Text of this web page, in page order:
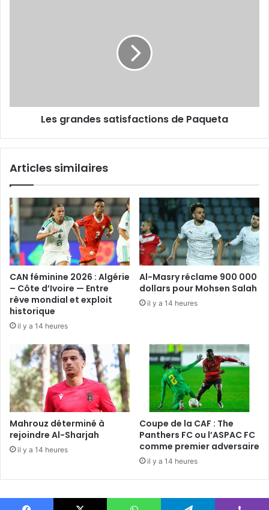
Les grandes satisfactions de Paqueta
Articles similaires
CAN féminine 2026 : Algérie
– Côte d’Ivoire — Entre
rêve mondial et exploit
historique
il y a 14 heures
Al-Masry réclame 900 000
dollars pour Mohsen Salah
il y a 14 heures
Mahrouz déterminé à
rejoindre Al-Sharjah
il y a 14 heures
Coupe de la CAF : The
Panthers FC ou l’ASPAC FC
comme premier adversaire
il y a 14 heures